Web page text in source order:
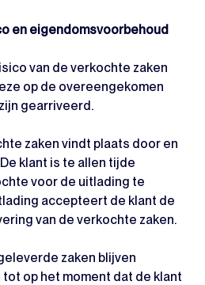
en eigendomsvoorbehoud
van de verkochte zaken
op de overeengekomen
gearriveerd.
zaken vindt plaats door en
klant is te allen tijde
voor de uitlading te
accepteert de klant de
van de verkochte zaken.
zaken blijven
op het moment dat de klant